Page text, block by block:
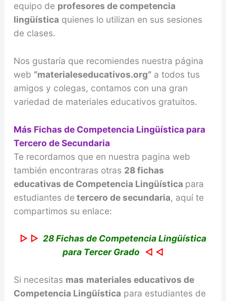
equipo de profesores de competencia
lingüística quienes lo utilizan en sus sesiones
de clases.
Nos gustaría que recomiendes nuestra página
web “materialeseducativos.org”a todos tus
amigos y colegas, contamos con una gran
variedad de materiales educativos gratuitos.
Más Fichas de Competencia Lingüística para
Tercero de Secundaria
Te recordamos que en nuestra pagina web
también encontraras otras 28 fichas
educativas de Competencia Lingüística para
estudiantes de tercero de secundaria, aquí te
compartimos su enlace:
▷ ▷ 28 Fichas de Competencia Lingüística
para Tercer Grado ◁ ◁
Si necesitas mas materiales educativos de
Competencia Lingüística para estudiantes de